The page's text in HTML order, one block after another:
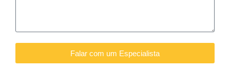
Falar com um Especialista